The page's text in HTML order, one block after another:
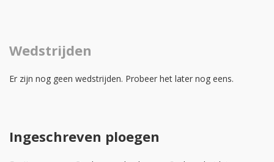
Wedstrijden
Er zijn nog geen wedstrijden. Probeer het later nog eens.
Ingeschreven ploegen